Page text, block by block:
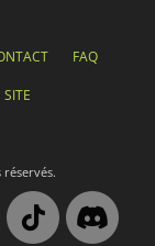
FAQ
réservés.